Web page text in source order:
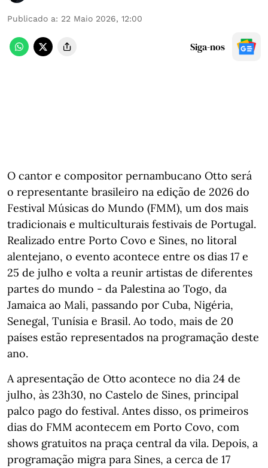
Publicado a: 22 Maio 2026, 12:00
Siga-nos
O cantor e compositor pernambucano Otto será
o representante brasileiro na edição de 2026 do
Festival Músicas do Mundo (FMM), um dos mais
tradicionais e multiculturais festivais de Portugal.
Realizado entre Porto Covo e Sines, no litoral
alentejano, o evento acontece entre os dias 17 e
25 de julho e volta a reunir artistas de diferentes
partes do mundo - da Palestina ao Togo, da
Jamaica ao Mali, passando por Cuba, Nigéria,
Senegal, Tunísia e Brasil. Ao todo, mais de 20
países estão representados na programação deste
ano.
A apresentação de Otto acontece no dia 24 de
julho, às 23h30, no Castelo de Sines, principal
palco pago do festival. Antes disso, os primeiros
dias do FMM acontecem em Porto Covo, com
shows gratuitos na praça central da vila. Depois, a
programação migra para Sines, a cerca de 17